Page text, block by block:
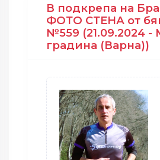
В подкрепа на
ФОТО СТЕНА от
№559 (21.09.2024 -
градина (Варна))